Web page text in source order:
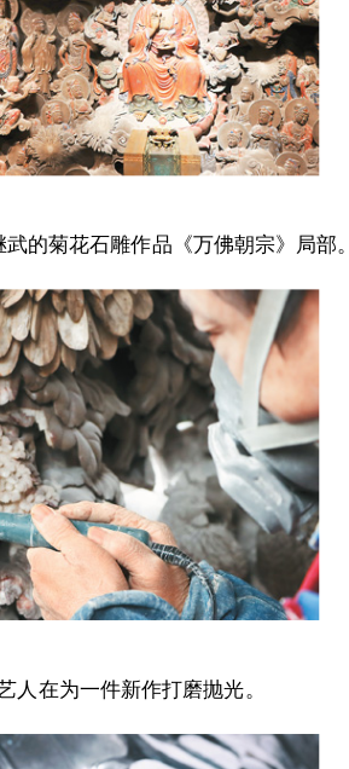
的菊花石雕作品《万佛朝宗》局部。
人在为一件新作打磨抛光。